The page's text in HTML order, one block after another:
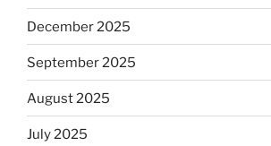
December 2025
September 2025
August 2025
July 2025